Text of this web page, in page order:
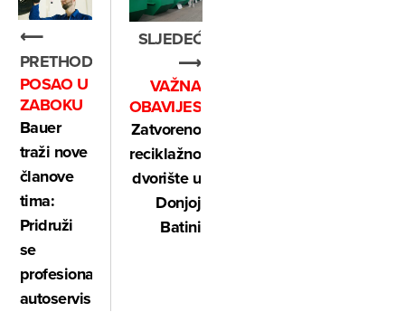
⟵
PRETHODNO
POSAO U
ZABOKU
Bauer
traži nove
članove
tima:
Pridruži
se
profesionalnom
autoservisu
SLJEDEĆE
⟶
VAŽNA
OBAVIJEST
Zatvoreno
reciklažno
dvorište u
Donjoj
Batini